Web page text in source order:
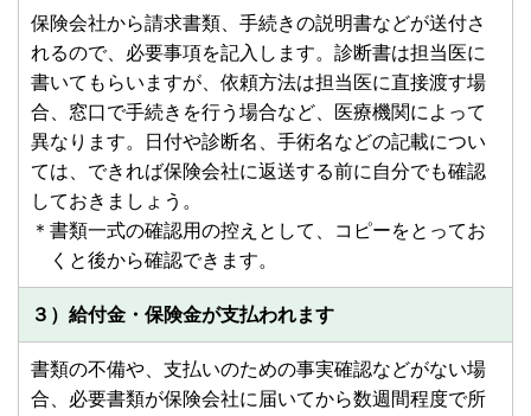
保険会社から請求書類、手続きの説明書などが送付さ
れるので、必要事項を記入します。診断書は担当医に
書いてもらいますが、依頼方法は担当医に直接渡す場
合、窓口で手続きを行う場合など、医療機関によって
異なります。日付や診断名、手術名などの記載につい
ては、できれば保険会社に返送する前に自分でも確認
しておきましょう。
＊ 書類一式の確認用の控えとして、コピーをとってお
くと後から確認できます。
３）給付金・保険金が支払われます
書類の不備や、支払いのための事実確認などがない場
合、必要書類が保険会社に届いてから数週間程度で所